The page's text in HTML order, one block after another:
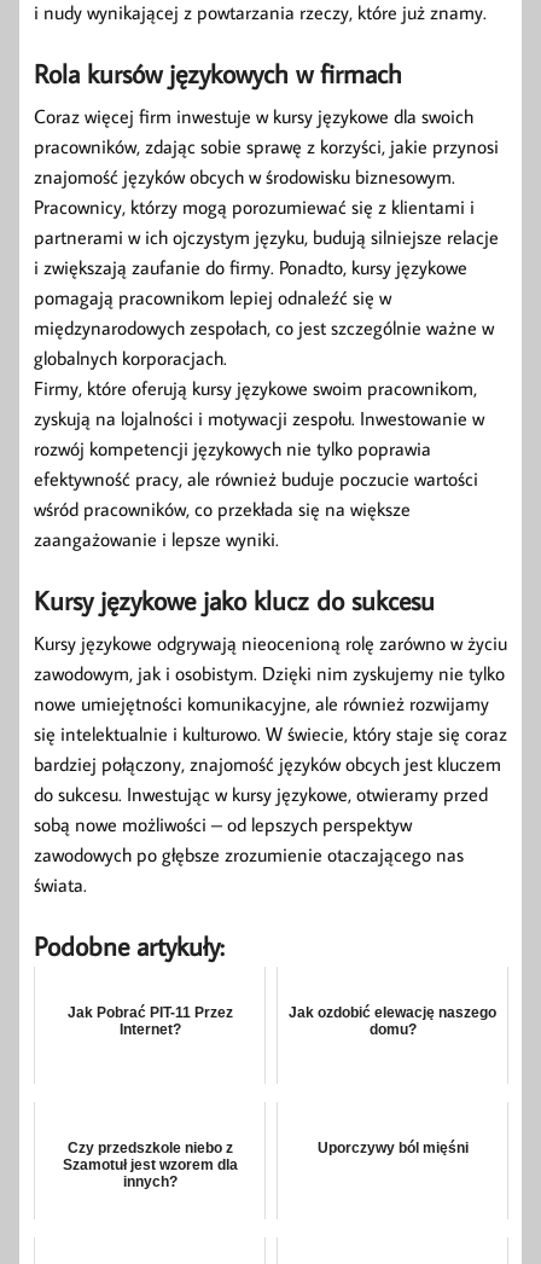
i nudy wynikającej z powtarzania rzeczy, które już znamy.
Rola kursów językowych w firmach
Coraz więcej firm inwestuje w kursy językowe dla swoich
pracowników, zdając sobie sprawę z korzyści, jakie przynosi
znajomość języków obcych w środowisku biznesowym.
Pracownicy, którzy mogą porozumiewać się z klientami i
partnerami w ich ojczystym języku, budują silniejsze relacje
i zwiększają zaufanie do firmy. Ponadto, kursy językowe
pomagają pracownikom lepiej odnaleźć się w
międzynarodowych zespołach, co jest szczególnie ważne w
globalnych korporacjach.
Firmy, które oferują kursy językowe swoim pracownikom,
zyskują na lojalności i motywacji zespołu. Inwestowanie w
rozwój kompetencji językowych nie tylko poprawia
efektywność pracy, ale również buduje poczucie wartości
wśród pracowników, co przekłada się na większe
zaangażowanie i lepsze wyniki.
Kursy językowe jako klucz do sukcesu
Kursy językowe odgrywają nieocenioną rolę zarówno w życiu
zawodowym, jak i osobistym. Dzięki nim zyskujemy nie tylko
nowe umiejętności komunikacyjne, ale również rozwijamy
się intelektualnie i kulturowo. W świecie, który staje się coraz
bardziej połączony, znajomość języków obcych jest kluczem
do sukcesu. Inwestując w kursy językowe, otwieramy przed
sobą nowe możliwości – od lepszych perspektyw
zawodowych po głębsze zrozumienie otaczającego nas
świata.
Podobne artykuły:
Jak Pobrać PIT-11 Przez
Internet?
Jak ozdobić elewację naszego
domu?
Czy przedszkole niebo z
Szamotuł jest wzorem dla
innych?
Uporczywy ból mięśni